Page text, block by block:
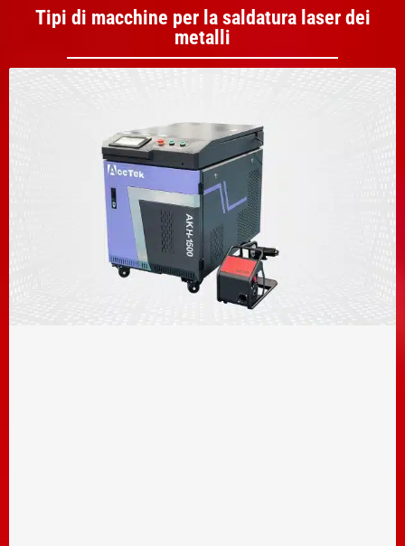
Tipi di macchine per la saldatura laser dei
metalli